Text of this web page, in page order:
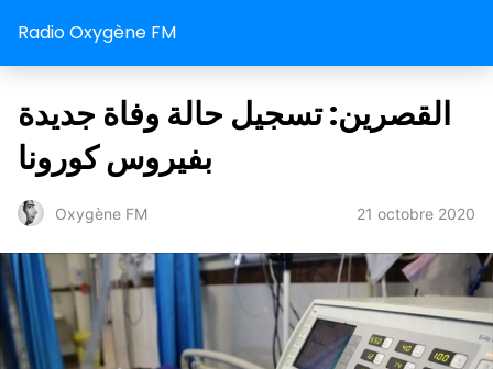
Radio Oxygène FM
القصرين: تسجيل حالة وفاة جديدة
بفيروس كورونا
Oxygène FM 21 octobre 2020